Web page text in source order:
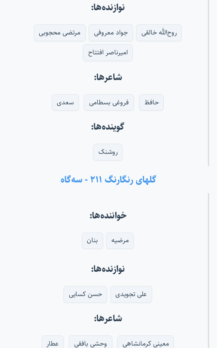
نوازنده‌ها:
روح‌الله خالقی جواد معروفی
مرتضی محجوبی
امیرناصر افتتاح
شاعرها:
حافظ فروغی بسطامی سعدی
گوینده‌ها:
روشنک
گلهای رنگارنگ ۲۱۱ - سه‌گاه
خواننده‌ها:
مرضیه بنان
نوازنده‌ها:
علی تجویدی حسن کسایی
شاعرها:
معینی کرمانشاهی وحشی بافقی عطار